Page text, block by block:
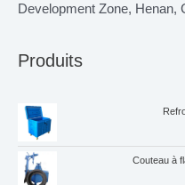
Development Zone, Henan,
Produits
Couteau à